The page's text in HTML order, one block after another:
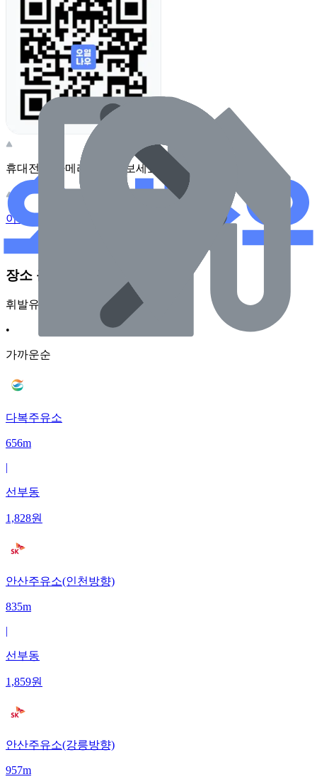
휴대전화 카메라로 찍어보세요
이 주유소의 사장님이신가요?
장소 근처 주유소
휘발유
•
가까운순
다복주유소
656m
|
선부동
1,828원
안산주유소(인천방향)
835m
|
선부동
1,859원
안산주유소(강릉방향)
957m